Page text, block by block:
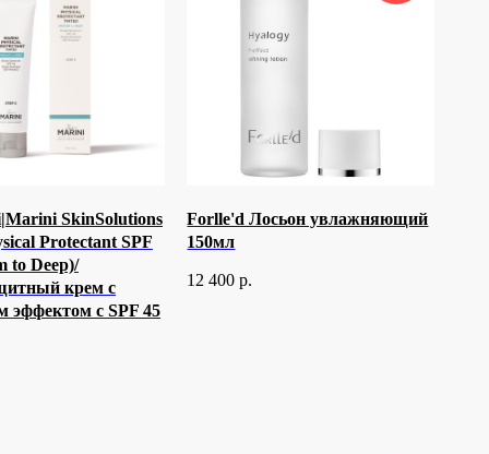
SkinSolutions
Protectant SPF
to Deep)/
крем с
эффектом с SPF 45
Forlle'd Лосьон увлажняющий
150мл
12 400 р.